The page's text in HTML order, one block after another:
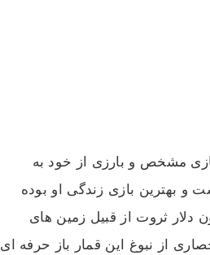
مشخص و بارزی از خود به
و بهترین بازی زندگی او بوده
به سرعت باعث پول دار شدن بیلی والترز و شهرت او گردید. او هم اکنون دارای تقریباً 500 میلیون دلار ثروت از قبیل زمین های
از نبوغ این قمار باز حرفه ای